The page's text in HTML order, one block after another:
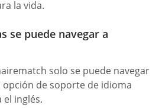
la vida.
se puede navegar a
solo se puede navegar
opción de soporte de idioma
el inglés.